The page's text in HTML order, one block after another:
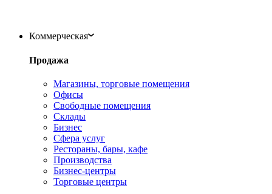
Коммерческая
Продажа
Магазины, торговые помещения
Офисы
Свободные помещения
Склады
Бизнес
Сфера услуг
Рестораны, бары, кафе
Производства
Бизнес-центры
Торговые центры